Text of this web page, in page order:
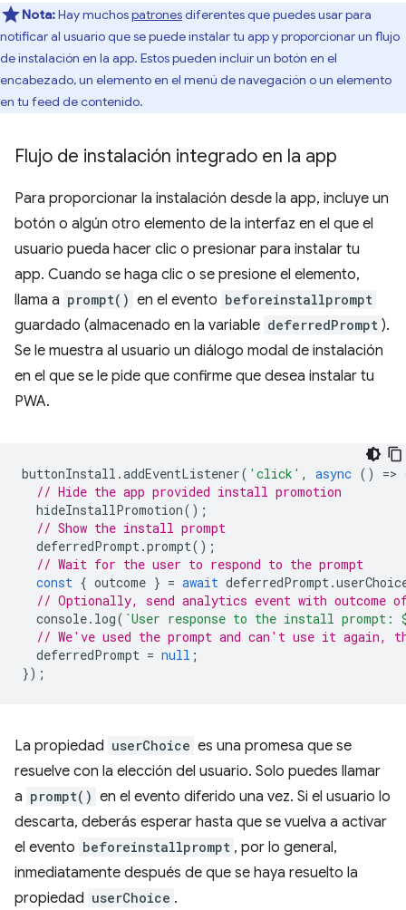
Nota:Hay muchospatronesdiferentes que puedes usar para
notificar al usuario que se puede instalar tu app y proporcionar un flujo
de instalación en la app. Estos pueden incluir un botón en el
encabezado, un elemento en el menú de navegación o un elemento
en tu feed de contenido.
Flujo de instalación integrado en la app
Para proporcionar la instalación desde la app, incluye un
botón o algún otro elemento de la interfaz en el que el
usuario pueda hacer clic o presionar para instalar tu
app. Cuando se haga clic o se presione el elemento,
llama a prompt() en el evento beforeinstallprompt
guardado (almacenado en la variable deferredPrompt ).
Se le muestra al usuario un diálogo modal de instalación
en el que se le pide que confirme que desea instalar tu
PWA.
buttonInstall .addEventListener( 'click' , async () =>
// Hide the app provided install promotion
hideInstallPromotion();
// Show the install prompt
deferredPrompt.prompt();
// Wait for the user to respond to the prompt
const { outcome } = await deferredPrompt.
// Optionally, send analytics event with outcome
console. log( `User response to the install prompt:
// We've used the prompt and can't use it again,
deferredPrompt = null ;
});
La propiedad userChoice es una promesa que se
resuelve con la elección del usuario. Solo puedes llamar
a prompt() en el evento diferido una vez. Si el usuario lo
descarta, deberás esperar hasta que se vuelva a activar
el evento beforeinstallprompt , por lo general,
inmediatamente después de que se haya resuelto la
propiedad userChoice .